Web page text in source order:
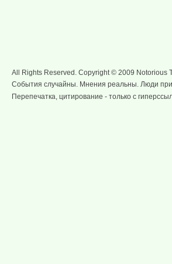
All Rights Reserved. Copyright © 2009 Notorious
События случайны. Мнения реальны. Люди
Перепечатка, цитирование - только с